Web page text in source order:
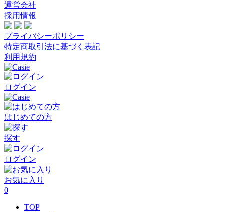
運営会社
採用情報
プライバシーポリシー
特定商取引法に基づく表記
利用規約
ログイン
はじめての方
探す
ログイン
お気に入り
0
TOP